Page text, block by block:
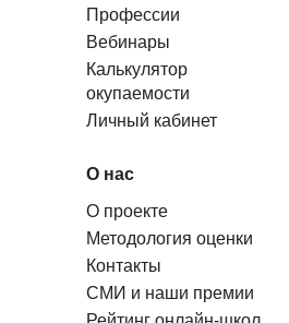
Профессии
Вебинары
Калькулятор
окупаемости
Личный кабинет
О нас
О проекте
Методология оценки
Контакты
СМИ и наши премии